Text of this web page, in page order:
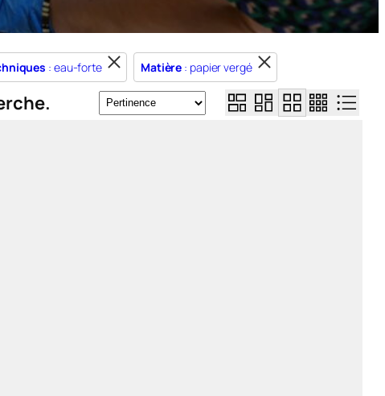
: eau-forte Matière : papier vergé